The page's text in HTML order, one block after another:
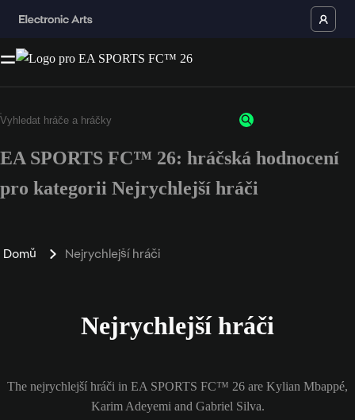
EA SPORTS FC™ 26: hráčská hodnocení
pro kategorii Nejrychlejší hráči
Domů Nejrychlejší hráči
Nejrychlejší hráči
The nejrychlejší hráči in EA SPORTS FC™ 26 are Kylian Mbappé,
Karim Adeyemi and Gabriel Silva.